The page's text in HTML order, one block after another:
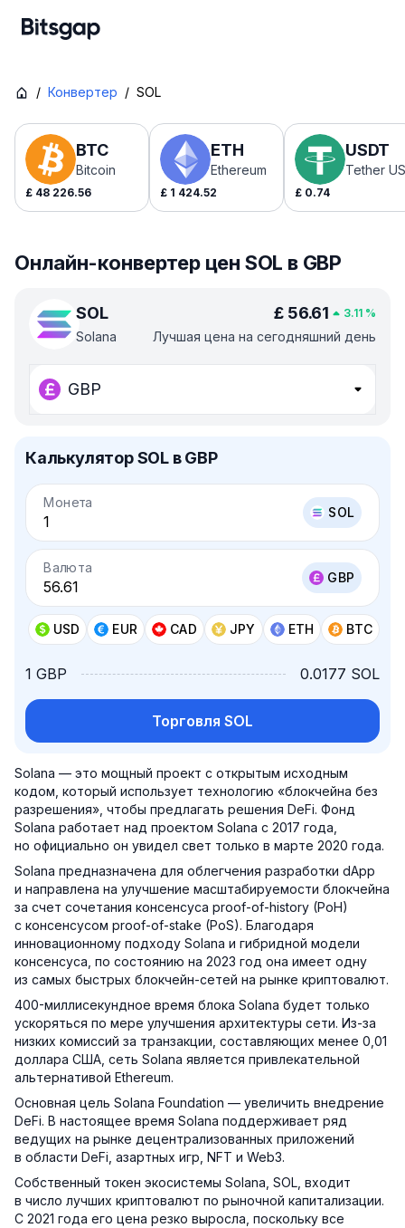
/ Конвертер / SOL
BTC
Bitcoin
£ 48 226.56
ETH
Ethereum
£ 1 424.52
USDT
Tether
£ 0.74
Онлайн-конвертер цен SOL в GBP
SOL
Solana
£ 56.61 3.11 %
Лучшая цена на сегодняшний день
GBP
Калькулятор SOL в GBP
Монета
SOL
Валюта
GBP
USD EUR CAD JPY ETH BTC
1 GBP 0.0177 SOL
Торговля SOL
Solana — это мощный проект с открытым исходным
кодом, который использует технологию «блокчейна без
разрешения», чтобы предлагать решения DeFi. Фонд
Solana работает над проектом Solana с 2017 года,
но официально он увидел свет только в марте 2020 года.
Solana предназначена для облегчения разработки dApp
и направлена на улучшение масштабируемости блокчейна
за счет сочетания консенсуса proof-of-history (PoH)
с консенсусом proof-of-stake (PoS). Благодаря
инновационному подходу Solana и гибридной модели
консенсуса, по состоянию на 2023 год она имеет одну
из самых быстрых блокчейн-сетей на рынке криптовалют.
400-миллисекундное время блока Solana будет только
ускоряться по мере улучшения архитектуры сети. Из-за
низких комиссий за транзакции, составляющих менее 0,01
доллара США, сеть Solana является привлекательной
альтернативой Ethereum.
Основная цель Solana Foundation — увеличить внедрение
DeFi. В настоящее время Solana поддерживает ряд
ведущих на рынке децентрализованных приложений
в области DeFi, азартных игр, NFT и Web3.
Собственный токен экосистемы Solana, SOL, входит
в число лучших криптовалют по рыночной капитализации.
С 2021 года его цена резко выросла, поскольку все